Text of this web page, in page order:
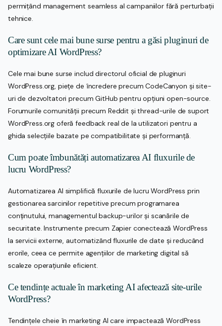
permițând management seamless al campaniilor fără perturbații
tehnice.
Care sunt cele mai bune surse pentru a găsi pluginuri de
optimizare AI WordPress?
Cele mai bune surse includ directorul oficial de pluginuri
WordPress.org, piețe de încredere precum CodeCanyon și site-
uri de dezvoltatori precum GitHub pentru opțiuni open-source.
Forumurile comunității precum Reddit și thread-urile de suport
WordPress.org oferă feedback real de la utilizatori pentru a
ghida selecțiile bazate pe compatibilitate și performanță.
Cum poate îmbunătăți automatizarea AI fluxurile de
lucru WordPress?
Automatizarea AI simplifică fluxurile de lucru WordPress prin
gestionarea sarcinilor repetitive precum programarea
conținutului, managementul backup-urilor și scanările de
securitate. Instrumente precum Zapier conectează WordPress
la servicii externe, automatizând fluxurile de date și reducând
erorile, ceea ce permite agențiilor de marketing digital să
scaleze operațiunile eficient.
Ce tendințe actuale în marketing AI afectează site-urile
WordPress?
Tendințele cheie în marketing AI care impactează WordPress